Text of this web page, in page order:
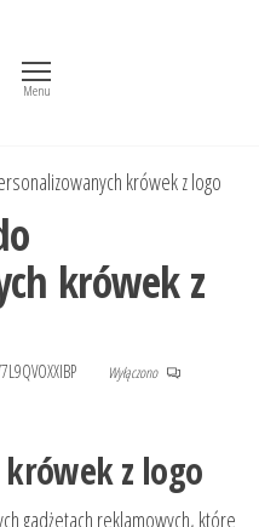
Menu
krówek z logo
krówek z
Wyłączono
z logo
gadżetach reklamowych, które